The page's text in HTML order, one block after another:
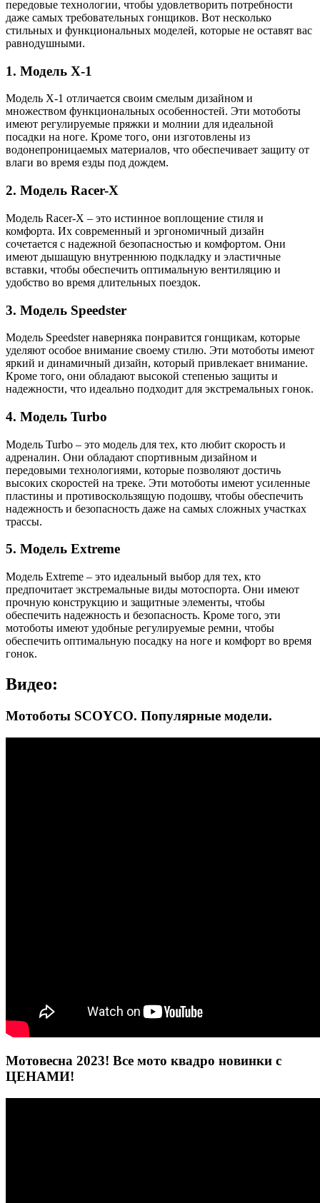
передовые технологии, чтобы удовлетворить потребности
даже самых требовательных гонщиков. Вот несколько
стильных и функциональных моделей, которые не оставят вас
равнодушными.
1. Модель X-1
Модель X-1 отличается своим смелым дизайном и
множеством функциональных особенностей. Эти мотоботы
имеют регулируемые пряжки и молнии для идеальной
посадки на ноге. Кроме того, они изготовлены из
водонепроницаемых материалов, что обеспечивает защиту от
влаги во время езды под дождем.
2. Модель Racer-X
Модель Racer-X – это истинное воплощение стиля и
комфорта. Их современный и эргономичный дизайн
сочетается с надежной безопасностью и комфортом. Они
имеют дышащую внутреннюю подкладку и эластичные
вставки, чтобы обеспечить оптимальную вентиляцию и
удобство во время длительных поездок.
3. Модель Speedster
Модель Speedster наверняка понравится гонщикам, которые
уделяют особое внимание своему стилю. Эти мотоботы имеют
яркий и динамичный дизайн, который привлекает внимание.
Кроме того, они обладают высокой степенью защиты и
надежности, что идеально подходит для экстремальных гонок.
4. Модель Turbo
Модель Turbo – это модель для тех, кто любит скорость и
адреналин. Они обладают спортивным дизайном и
передовыми технологиями, которые позволяют достичь
высоких скоростей на треке. Эти мотоботы имеют усиленные
пластины и противоскользящую подошву, чтобы обеспечить
надежность и безопасность даже на самых сложных участках
трассы.
5. Модель Extreme
Модель Extreme – это идеальный выбор для тех, кто
предпочитает экстремальные виды мотоспорта. Они имеют
прочную конструкцию и защитные элементы, чтобы
обеспечить надежность и безопасность. Кроме того, эти
мотоботы имеют удобные регулируемые ремни, чтобы
обеспечить оптимальную посадку на ноге и комфорт во время
гонок.
Видео:
Мотоботы SCOYCO. Популярные модели.
Мотовесна 2023! Все мото квадро новинки с
ЦЕНАМИ!